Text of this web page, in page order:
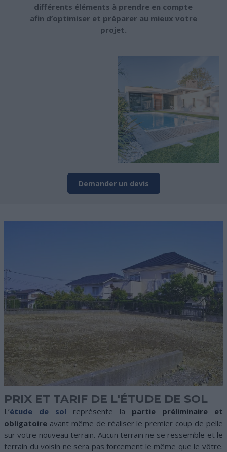
différents éléments à prendre en compte
afin d’optimiser et préparer au mieux votre
projet.
Demander un devis
PRIX ET TARIF DE L'ÉTUDE DE SOL
L’étude de sol représente la partie préliminaire et
obligatoire avant même de réaliser le premier coup de pelle
sur votre nouveau terrain. Aucun terrain ne se ressemble et le
terrain du voisin ne sera pas forcement le même que le vôtre.